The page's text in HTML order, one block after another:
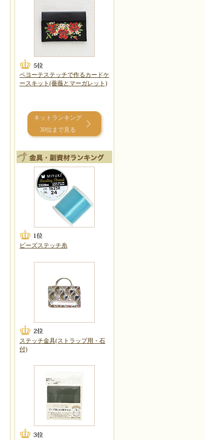
ペヨーテステッチで作るカードケ
ースキット(薔薇とマーガレット)
キットランキング
30位まで見る
ビーズステッチ糸
ステッチ金具(ストラップ用・石
付)